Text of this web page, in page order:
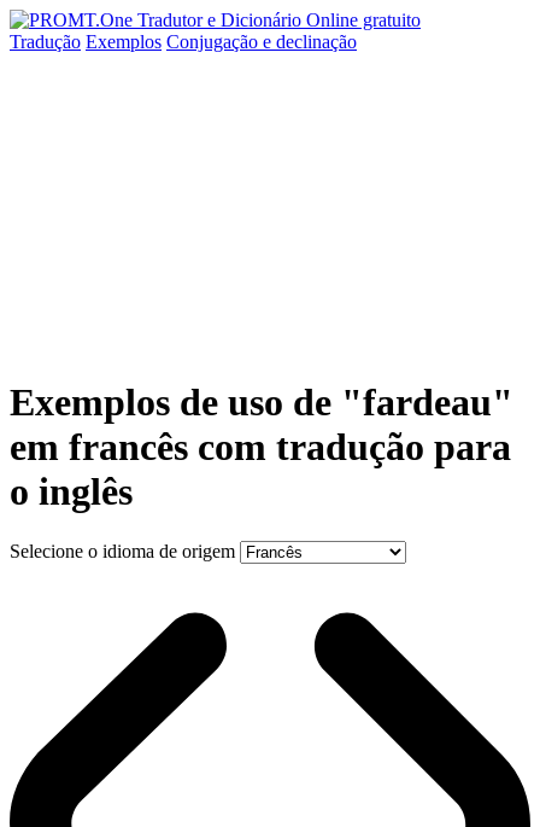
Tradução Exemplos Conjugação e declinação
Exemplos de uso de "fardeau"
em francês com tradução para
o inglês
Selecione o idioma de origem